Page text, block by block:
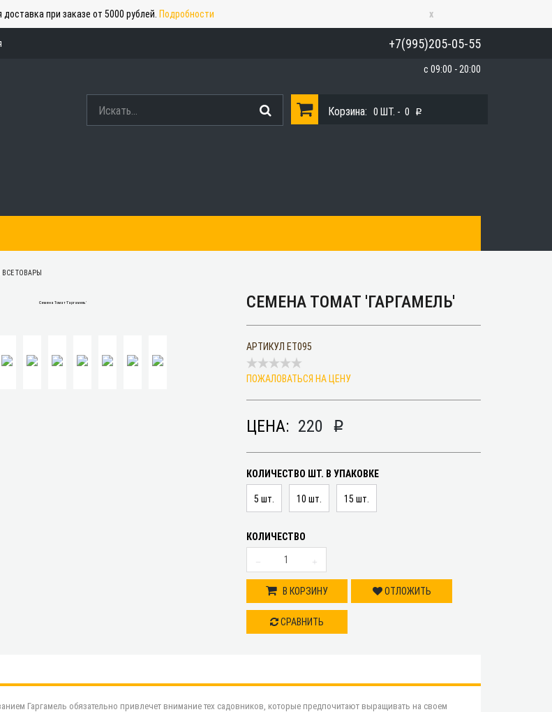
доставка при заказе от 5000 рублей. Подробности x
+7(995)205-05-55
с 09:00 - 20:00
Корзина: 0 ШТ. - 0 p
ВСЕ ТОВАРЫ
СЕМЕНА ТОМАТ 'ГАРГАМЕЛЬ'
АРТИКУЛ ET095
ПОЖАЛОВАТЬСЯ НА ЦЕНУ
ЦЕНА: 220 p
КОЛИЧЕСТВО ШТ. В УПАКОВКЕ
5 шт. 10 шт. 15 шт.
КОЛИЧЕСТВО
В КОРЗИНУ ОТЛОЖИТЬ
СРАВНИТЬ
Гаргамель обязательно привлечет внимание тех садовников, которые предпочитают выращивать на своем